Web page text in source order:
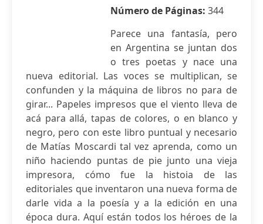
Número de Páginas: 344
Parece una fantasía, pero
en Argentina se juntan dos
o tres poetas y nace una
nueva editorial. Las voces se multiplican, se
confunden y la máquina de libros no para de
girar... Papeles impresos que el viento lleva de
acá para allá, tapas de colores, o en blanco y
negro, pero con este libro puntual y necesario
de Matías Moscardi tal vez aprenda, como un
niño haciendo puntas de pie junto una vieja
impresora, cómo fue la histoia de las
editoriales que inventaron una nueva forma de
darle vida a la poesía y a la edición en una
época dura. Aquí están todos los héroes de la